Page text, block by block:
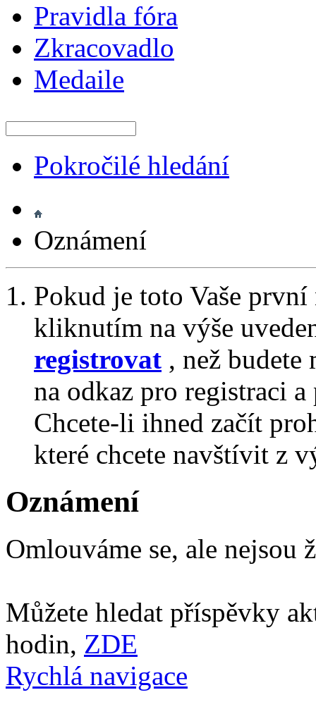
Pravidla fóra
Zkracovadlo
Medaile
Pokročilé hledání
Oznámení
Pokud je toto Vaše
kliknutím na výše
registrovat , než
na odkaz pro registraci
Chcete-li ihned začít
které chcete navštívit z
Oznámení
Omlouváme se, ale nejsou
Můžete hledat příspěvky
hodin, ZDE
Rychlá navigace